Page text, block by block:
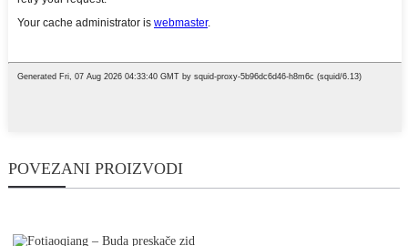
POVEZANI PROIZVODI